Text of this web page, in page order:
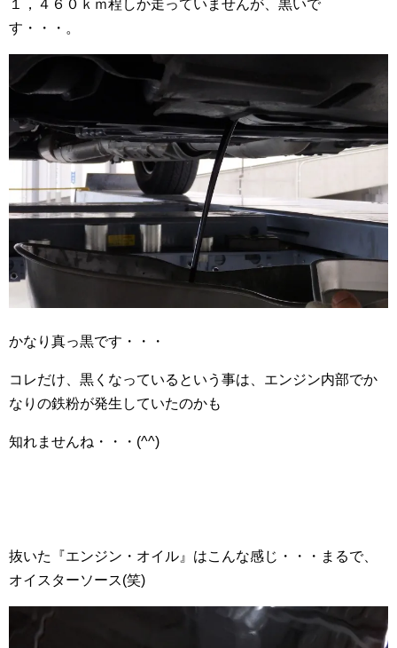
１，４６０ｋｍ程しか走っていませんが、黒いで
す・・・。
かなり真っ黒です・・・
コレだけ、黒くなっているという事は、エンジン内部でか
なりの鉄粉が発生していたのかも
知れませんね・・・(^^)
抜いた『エンジン・オイル』はこんな感じ・・・まるで、
オイスターソース(笑)